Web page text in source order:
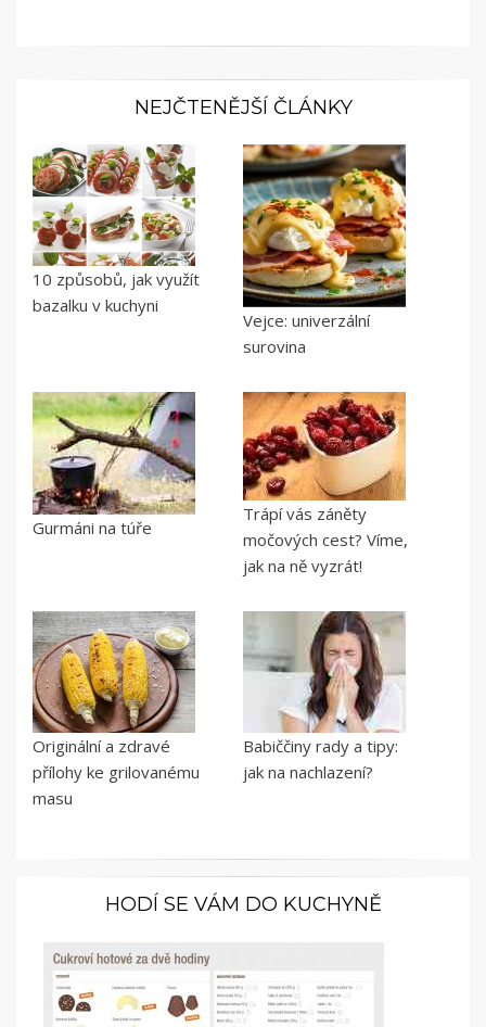
NEJČTENĚJŠÍ ČLÁNKY
10 způsobů, jak využít
bazalku v kuchyni
Vejce: univerzální
surovina
Gurmáni na túře
Trápí vás záněty
močových cest? Víme,
jak na ně vyzrát!
Originální a zdravé
přílohy ke grilovanému
masu
Babiččiny rady a tipy:
jak na nachlazení?
HODÍ SE VÁM DO KUCHYNĚ